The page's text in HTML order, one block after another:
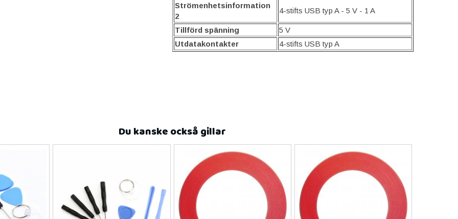
Strömenhetsinformation
2
4-stifts USB typ A - 5 V - 1 A
Tillförd spänning
5 V
Utdatakontakter
4-stifts USB typ A
Du kanske också gillar